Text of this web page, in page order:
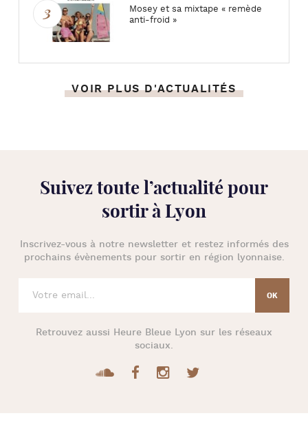
Mosey et sa mixtape « remède
anti-froid »
VOIR PLUS D'ACTUALITÉS
Suivez toute l’actualité pour
sortir à Lyon
Inscrivez-vous à notre newsletter et restez informés des
prochains évènements pour sortir en région lyonnaise.
Retrouvez aussi Heure Bleue Lyon sur les réseaux
sociaux.